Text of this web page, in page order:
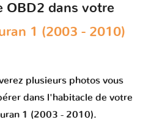
OBD2 dans votre
1 (2003 - 2010)
plusieurs photos vous
dans l'habitacle de votre
1 (2003 - 2010).